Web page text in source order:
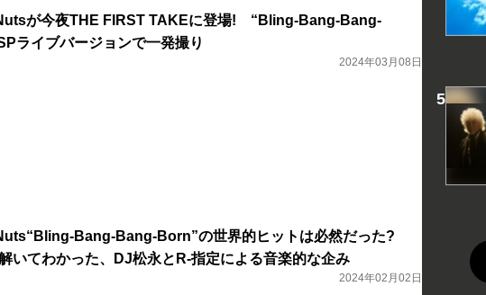
が今夜THE FIRST TAKEに登場! “Bling-Bang-Bang-
ライブバージョンで一発撮り
2024年03月08日
Bang-Bang-Born”の世界的ヒットは必然だった?
いてわかった、DJ松永とR-指定による音楽的な企み
2024年02月02日